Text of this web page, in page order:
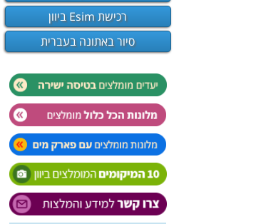
רכישת Esim ביוון
סיור באתונה בעברית